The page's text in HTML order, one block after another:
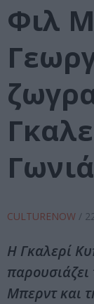
Φιλ
Γωνιά
CULTURENOW /
Η Γκαλερί
Μπερντ και